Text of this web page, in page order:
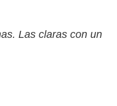
Las claras con un